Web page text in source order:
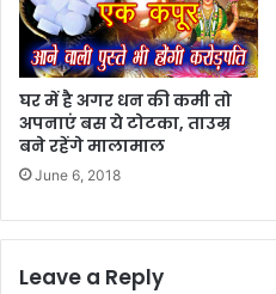
घर में है अगर धन की कमी तो
अपनाएं बस ये टोटका, ताउम्र
बने रहेंगे मालामाल
June 6, 2018
Leave a Reply